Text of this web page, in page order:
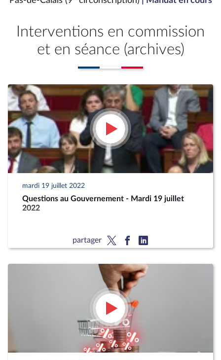
Interventions en commission
et en séance (archives)
mardi 19 juillet 2022
Questions au Gouvernement - Mardi 19 juillet
2022
partager